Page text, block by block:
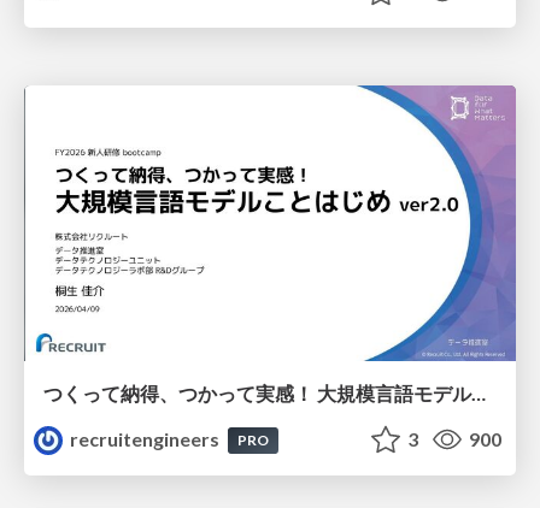
つくって納得、つかって実感！ 大規模言語モデルことはじめ ver2.0
recruitengineers
PRO 3 900